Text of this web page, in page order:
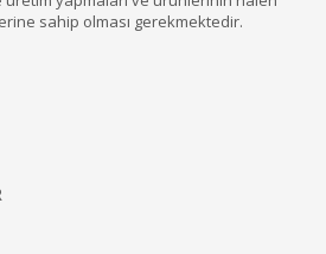
sahip olması gerekmektedir.